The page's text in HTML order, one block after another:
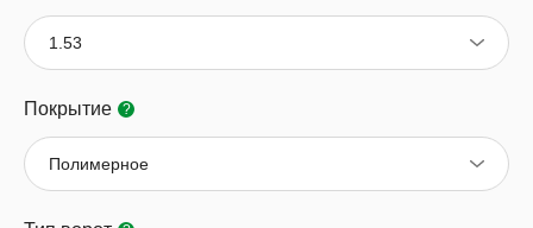
1.53
Покрытие ?
Полимерное